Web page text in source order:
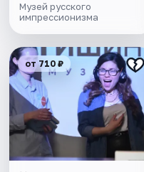
Музей русского
импрессионизма
от 710 ₽